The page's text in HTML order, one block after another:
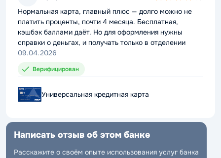
rating
Нормальная карта, главный плюс — долго можно не
платить проценты, почти 4 месяца. Бесплатная,
кэшбэк баллами даёт. Но для оформления нужны
справки о деньгах, и получать только в отделении
09.04.2026
Верифицирован
Универсальная кредитная карта
Написать отзыв об этом банке
Расскажите о своём опыте использования услуг банка
rating
Нормальная карта, главный плюс — долго можно не
платить проценты, почти 4 месяца. Бесплатная,
кэшбэк баллами даёт. Но для оформления нужны
справки о деньгах, и получать только в отделении
09.04.2026
Верифицирован
Универсальная кредитная карта
Написать отзыв об этом банке
Расскажите о своём опыте использования услуг банка